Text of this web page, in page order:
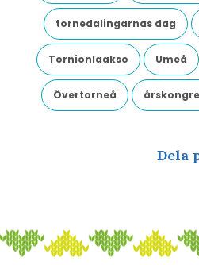
tornedalingarnas dag
Tornionlaakso Umeå
Övertorneå
Dela